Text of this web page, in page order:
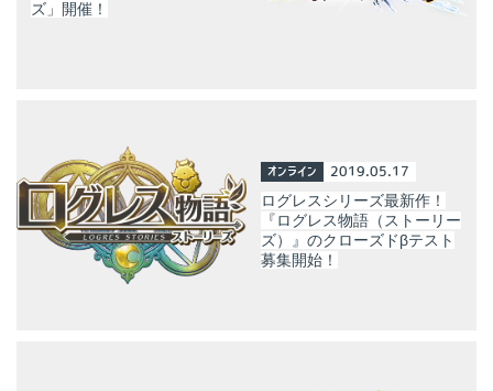
ズ」開催！
オンライン 2019.05.17
ログレスシリーズ最新作！
『ログレス物語（ストーリー
ズ）』のクローズドβテスト
募集開始！